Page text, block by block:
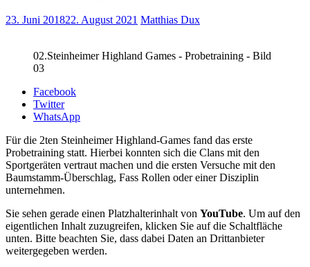
23. Juni 201822. August 2021 Matthias Dux
02.Steinheimer Highland Games - Probetraining - Bild
03
Facebook
Twitter
WhatsApp
Für die 2ten Steinheimer Highland-Games fand das erste
Probetraining statt. Hierbei konnten sich die Clans mit den
Sportgeräten vertraut machen und die ersten Versuche mit den
Baumstamm-Überschlag, Fass Rollen oder einer Disziplin
unternehmen.
Sie sehen gerade einen Platzhalterinhalt von YouTube. Um auf den
eigentlichen Inhalt zuzugreifen, klicken Sie auf die Schaltfläche
unten. Bitte beachten Sie, dass dabei Daten an Drittanbieter
weitergegeben werden.